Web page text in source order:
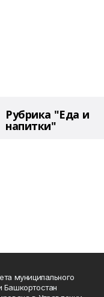
Рубрика "Еда и
напитки"
муниципального
Башкортостан